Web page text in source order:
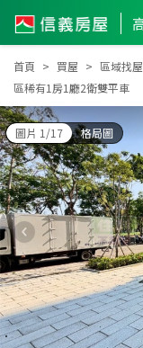
首頁 買屋 區域找屋
區稀有1房1廳2衛雙平車
圖片 1/17 格局圖